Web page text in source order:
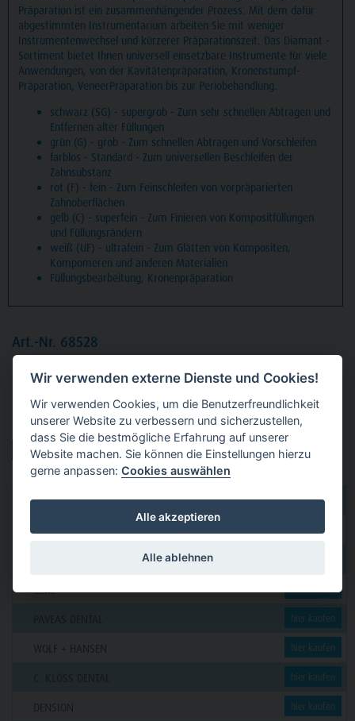
Art.-Nr. 68528
Packung
Spitze, Kopflänge: 8 mm, ISO 016
Produktvarianten:
dental 2000 hier kaufen
Dental Eggert hier kaufen
GERL
hier kaufen
hier kaufen
hier kaufen
hier kaufen
Präparation ist ein zusammenhängender Prozess. Mit dem dafür
abgestimmten Instrumentarium arbeiten Sie mit weniger
Instrumentenwechsel und kürzerer Präparationszeit. Das Diamant -
Sortiment bietet Ihnen universell einsetzbare Instrumente für viele
Anwendungen, von der Kavitätenpräparation, Kronenstumpf-
Präparation, VeneerPräparation bis zur Periobehandlung.
schwarz (SG) - supergrob - Zum sehr schnellen Abtragen und
Entfernen alter Füllungen
grün (G) - grob - Zum schnellen Abtragen und Vorschleifen
farblos - Standard - Zum universellen Beschleifen der
Zahnsubstanz
rot (F) - fein - Zum Feinschleifen von vorpräparierten
Zahnoberflächen
gelb (C) - superfein - Zum Finieren von Kompositfüllungen
und Füllungsrändern
weiß (UF) - ultrafein - Zum Glätten von Kompositen,
Kompomeren und anderen Materialien
Füllungsbearbeitung, Kronenpräparation
Wir verwenden externe Dienste und Cookies!
Wir verwenden Cookies, um die Benutzerfreundlichkeit
unserer Website zu verbessern und sicherzustellen,
dass Sie die bestmögliche Erfahrung auf unserer
Website machen. Sie können die Einstellungen hierzu
gerne anpassen:Cookies auswählen
Alle akzeptieren
Alle ablehnen